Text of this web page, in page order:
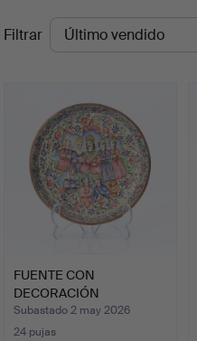
Precios
de
Filtrar
FUENTE CON
DECORACIÓN
ESMALTADA. Figuras y…
Subastado 2 may 2026
24 pujas